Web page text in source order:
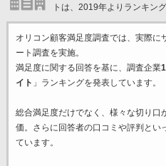
トは、2019年よりランキン
オリコン顧客満足度調査では、実際に
ート調査を実施。
満足度に関する回答を基に、調査企業
イト 」ランキングを発表しています。
総合満足度だけでなく、様々な切り口
価。さらに回答者の口コミや評判とい
ています。